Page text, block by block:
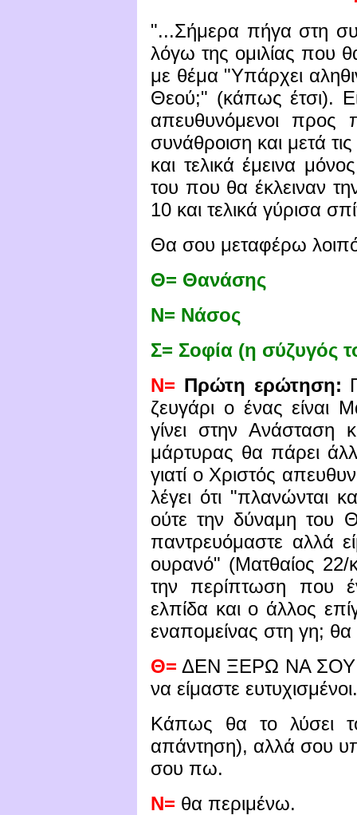
"...Σήμερα πήγα στη
λόγω της ομιλίας που
με θέμα "Υπάρχει
Θεού;" (κάπως έτσι).
απευθυνόμενοι
συνάθροιση και μετά
και τελικά έμεινα
του που θα έκλειναν
10 και τελικά γύρισα
Θα σου μεταφέρω
Θ= Θανάσης
Ν= Νάσος
Σ= Σοφία (η σύζυγός
Ν= Πρώτη ερώτηση:
ζευγάρι ο ένας είναι
γίνει στην Ανάσταση
μάρτυρας θα πάρει
γιατί ο Χριστός
λέγει ότι "πλανώνται
ούτε την δύναμη του
παντρευόμαστε αλλά
ουρανό" (Ματθαίος 22/
την περίπτωση που
ελπίδα και ο άλλος
εναπομείνας στη γη; θα
Θ= ΔΕΝ ΞΕΡΩ ΝΑ ΣΟΥ
να είμαστε ευτυχισμένοι.
Κάπως θα το λύσει
απάντηση), αλλά σου
σου πω.
Ν= θα περιμένω.